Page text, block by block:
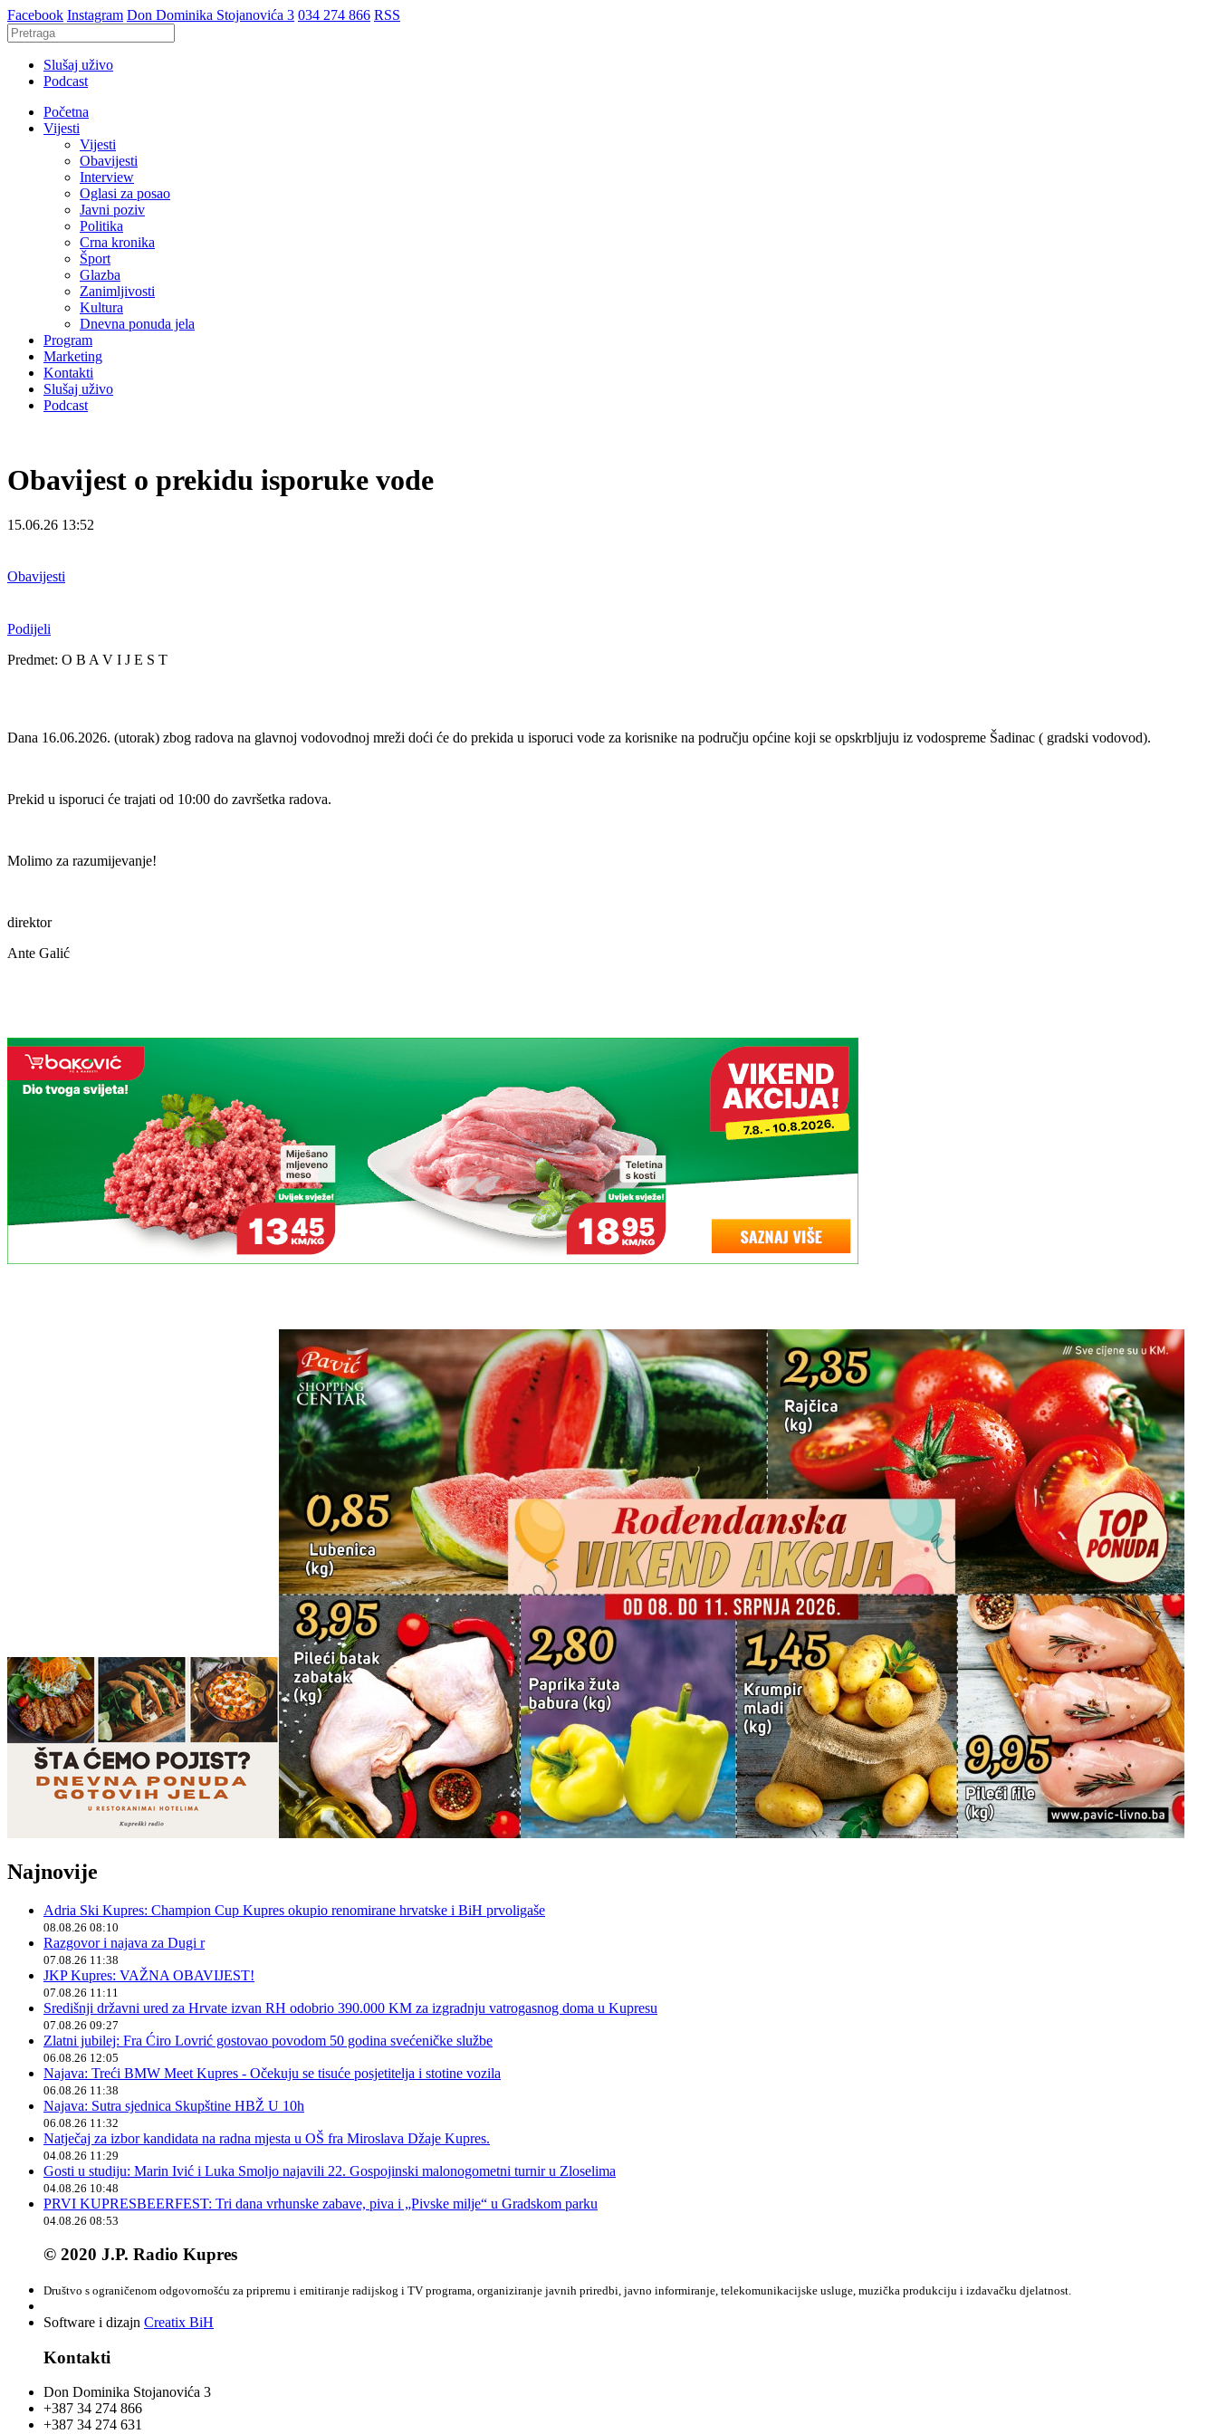
Facebook Instagram Don Dominika Stojanovića 3 034 274 866 RSS
Slušaj uživo
Podcast
Početna
Vijesti
Vijesti
Obavijesti
Interview
Oglasi za posao
Javni poziv
Politika
Crna kronika
Šport
Glazba
Zanimljivosti
Kultura
Dnevna ponuda jela
Program
Marketing
Kontakti
Slušaj uživo
Podcast
Obavijest o prekidu isporuke vode
15.06.26 13:52
Obavijesti
Podijeli
Predmet: O B A V I J E S T
Dana 16.06.2026. (utorak) zbog radova na glavnoj vodovodnoj mreži doći će do prekida u isporuci vode za korisnike na području općine koji se opskrbljuju iz vodospreme Šadinac ( gradski vodovod).
Prekid u isporuci će trajati od 10:00 do završetka radova.
Molimo za razumijevanje!
direktor
Ante Galić
Najnovije
Adria Ski Kupres: Champion Cup Kupres okupio renomirane hrvatske i BiH prvoligaše
08.08.26 08:10
Razgovor i najava za Dugi r
07.08.26 11:38
JKP Kupres: VAŽNA OBAVIJEST!
07.08.26 11:11
Središnji državni ured za Hrvate izvan RH odobrio 390.000 KM za izgradnju vatrogasnog doma u Kupresu
07.08.26 09:27
Zlatni jubilej: Fra Ćiro Lovrić gostovao povodom 50 godina svećeničke službe
06.08.26 12:05
Najava: Treći BMW Meet Kupres - Očekuju se tisuće posjetitelja i stotine vozila
06.08.26 11:38
Najava: Sutra sjednica Skupštine HBŽ U 10h
06.08.26 11:32
Natječaj za izbor kandidata na radna mjesta u OŠ fra Miroslava Džaje Kupres.
04.08.26 11:29
Gosti u studiju: Marin Ivić i Luka Smoljo najavili 22. Gospojinski malonogometni turnir u Zloselima
04.08.26 10:48
PRVI KUPRESBEERFEST: Tri dana vrhunske zabave, piva i „Pivske milje“ u Gradskom parku
04.08.26 08:53
© 2020 J.P. Radio Kupres
Društvo s ograničenom odgovornošću za pripremu i emitiranje radijskog i TV programa, organiziranje javnih priredbi, javno informiranje, telekomunikacijske usluge, muzička produkciju i izdavačku djelatnost.
Software i dizajn Creatix BiH
Kontakti
Don Dominika Stojanovića 3
+387 34 274 866
+387 34 274 631